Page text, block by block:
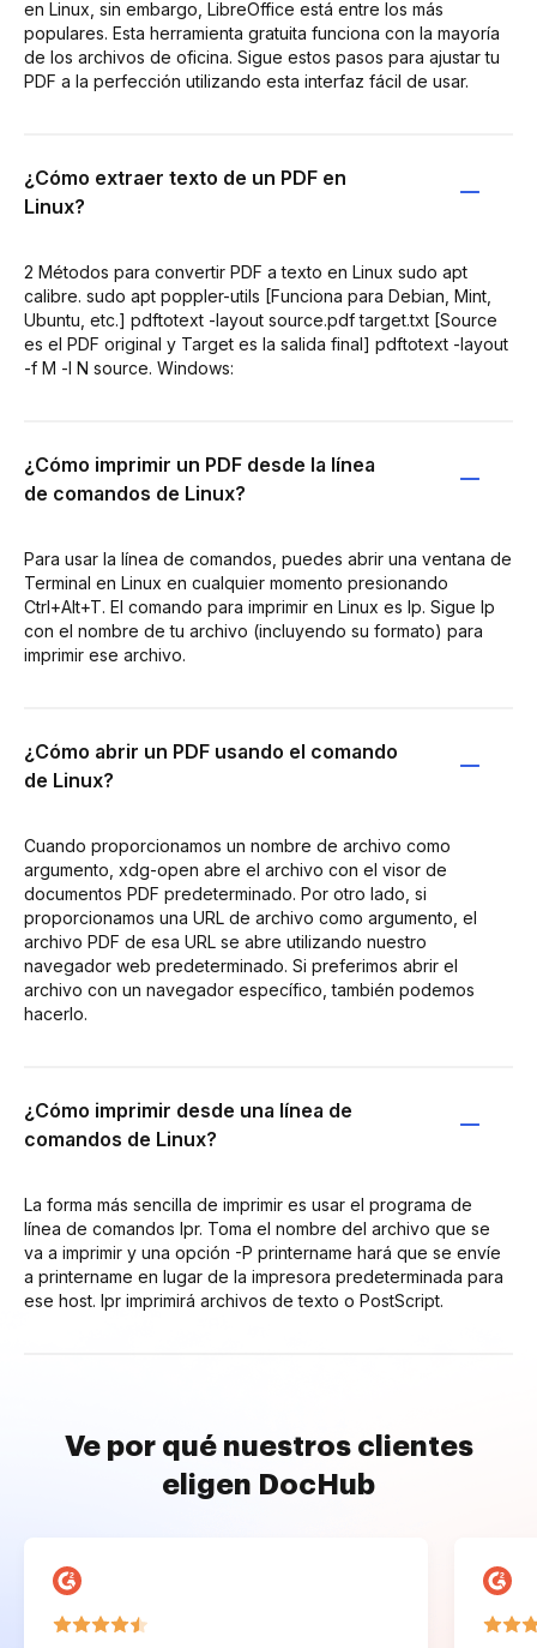
en Linux, sin embargo, LibreOffice está entre los más
populares. Esta herramienta gratuita funciona con la mayoría
de los archivos de oficina. Sigue estos pasos para ajustar tu
PDF a la perfección utilizando esta interfaz fácil de usar.
¿Cómo extraer texto de un PDF en
Linux?
2 Métodos para convertir PDF a texto en Linux sudo apt
calibre. sudo apt poppler-utils [Funciona para Debian, Mint,
Ubuntu, etc.] pdftotext -layout source.pdf target.txt [Source
es el PDF original y Target es la salida final] pdftotext -layout
-f M -l N source. Windows:
¿Cómo imprimir un PDF desde la línea
de comandos de Linux?
Para usar la línea de comandos, puedes abrir una ventana de
Terminal en Linux en cualquier momento presionando
Ctrl+Alt+T. El comando para imprimir en Linux es lp. Sigue lp
con el nombre de tu archivo (incluyendo su formato) para
imprimir ese archivo.
¿Cómo abrir un PDF usando el comando
de Linux?
Cuando proporcionamos un nombre de archivo como
argumento, xdg-open abre el archivo con el visor de
documentos PDF predeterminado. Por otro lado, si
proporcionamos una URL de archivo como argumento, el
archivo PDF de esa URL se abre utilizando nuestro
navegador web predeterminado. Si preferimos abrir el
archivo con un navegador específico, también podemos
hacerlo.
¿Cómo imprimir desde una línea de
comandos de Linux?
La forma más sencilla de imprimir es usar el programa de
línea de comandos lpr. Toma el nombre del archivo que se
va a imprimir y una opción -P printername hará que se envíe
a printername en lugar de la impresora predeterminada para
ese host. lpr imprimirá archivos de texto o PostScript.
Ve por qué nuestros clientes
eligen DocHub